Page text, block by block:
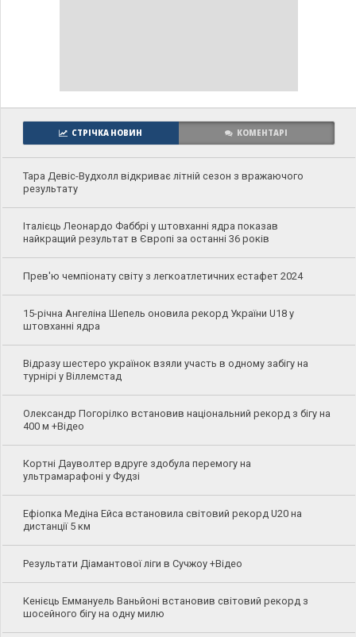
СТРІЧКА НОВИН КОМЕНТАРІ
Тара Девіс-Вудхолл відкриває літній сезон з вражаючого
результату
Італієць Леонардо Фаббрі у штовханні ядра показав
найкращий результат в Європі за останні 36 років
Прев'ю чемпіонату світу з легкоатлетичних естафет 2024
15-річна Ангеліна Шепель оновила рекорд України U18 у
штовханні ядра
Відразу шестеро українок взяли участь в одному забігу на
турнірі у Віллемстад
Олександр Погорілко встановив національний рекорд з бігу на
400 м +Відео
Кортні Дауволтер вдруге здобула перемогу на
ультрамарафоні у Фудзі
Ефіопка Медіна Ейса встановила світовий рекорд U20 на
дистанції 5 км
Результати Діамантової ліги в Сучжоу +Відео
Кенієць Еммануель Ваньйоні встановив світовий рекорд з
шосейного бігу на одну милю